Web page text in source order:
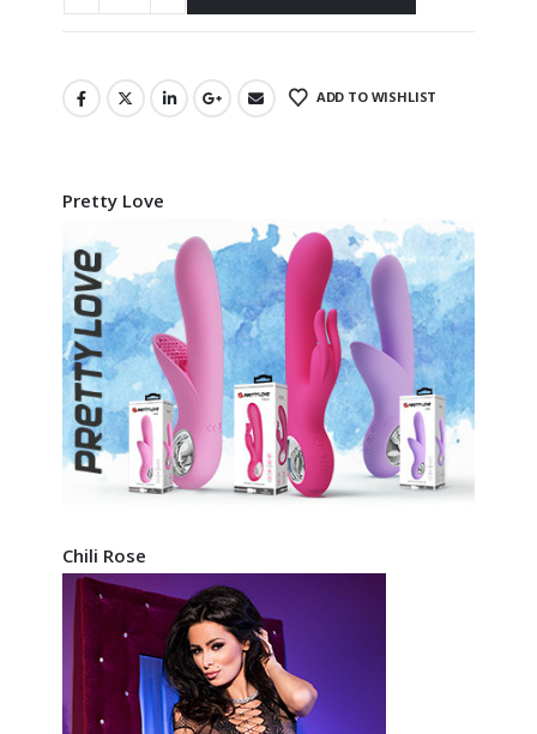
ADD TO WISHLIST
Pretty Love
Chili Rose